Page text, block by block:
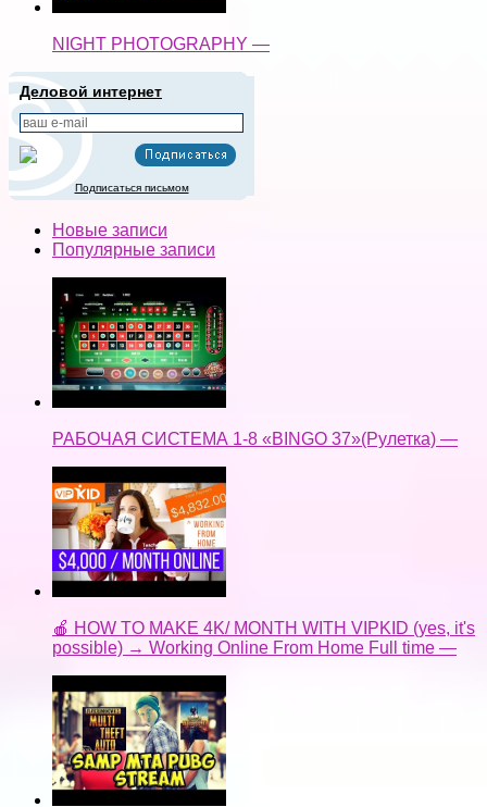
NIGHT PHOTOGRAPHY —
Деловой интернет
Подписаться письмом
Новые записи
Популярные записи
РАБОЧАЯ СИСТЕМА 1-8 «BINGO 37»(Рулетка) —
🍎 HOW TO MAKE 4K/ MONTH WITH VIPKID (yes, it's
possible) → Working Online From Home Full time —